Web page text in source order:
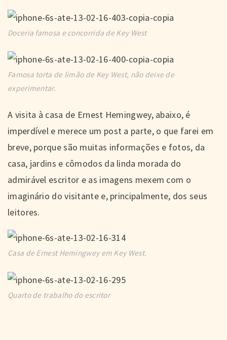
Doceria famosa e concorrida de Key West
Famosa torta de limão de Key West, não deixe de
experimentar.
A visita à casa de Ernest Hemingwey, abaixo, é
imperdível e merece um post a parte, o que farei em
breve, porque são muitas informações e fotos, da
casa, jardins e cômodos da linda morada do
admirável escritor e as imagens mexem com o
imaginário do visitante e, principalmente, dos seus
leitores.
Casa de Ernest Hemingwey em Key West.
Quarto de trabalho do escritor